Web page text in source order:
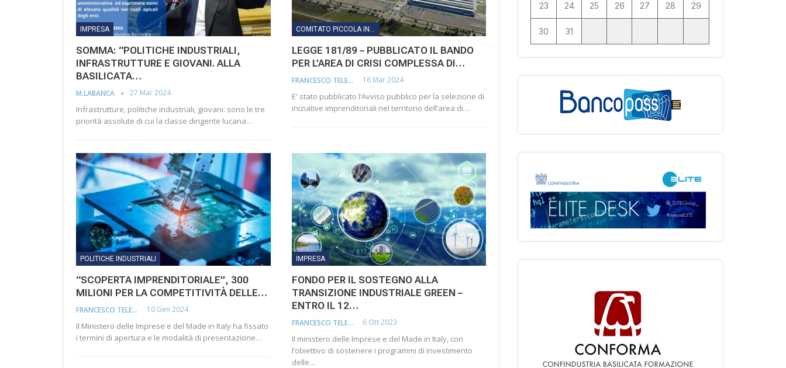
IMPRESA
SOMMA: “POLITICHE INDUSTRIALI,
INFRASTRUTTURE E GIOVANI. ALLA
BASILICATA…
M.LABANCA 27 Mar 2024
Infrastrutture, politiche industriali, giovani: sono le tre
priorità assolute di cui la classe dirigente lucana…
COMITATO PICCOLA INDUSTRIA
LEGGE 181/89 – PUBBLICATO IL BANDO
PER L’AREA DI CRISI COMPLESSA DI…
FRANCESCO TELESCA 16 Mar 2024
E' stato pubblicato l’Avviso pubblico per la selezione di
iniziative imprenditoriali nel territorio dell’area di…
POLITICHE INDUSTRIALI
“SCOPERTA IMPRENDITORIALE”, 300
MILIONI PER LA COMPETITIVITÀ DELLE…
FRANCESCO TELESCA 10 Gen 2024
Il Ministero delle Imprese e del Made in Italy ha fissato
i termini di apertura e le modalità di presentazione…
IMPRESA
FONDO PER IL SOSTEGNO ALLA
TRANSIZIONE INDUSTRIALE GREEN –
ENTRO IL 12…
FRANCESCO TELESCA 6 Ott 2023
Il ministero delle Imprese e del Made in Italy, con
l’obiettivo di sostenere i programmi di investimento
delle…
23 24 25 26 27 28 29
30 31